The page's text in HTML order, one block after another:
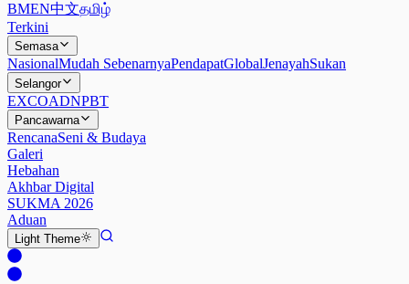
BMEN中文தமிழ்
Terkini
Semasa
NasionalMudah SebenarnyaPendapatGlobalJenayahSukan
Selangor
EXCOADNPBT
Pancawarna
RencanaSeni & Budaya
Galeri
Hebahan
Akhbar Digital
SUKMA 2026
Aduan
Light Theme